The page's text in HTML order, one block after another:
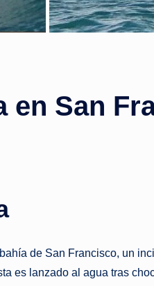
s
t
t
San
de San Francisco, un
es lanzado al agua tras